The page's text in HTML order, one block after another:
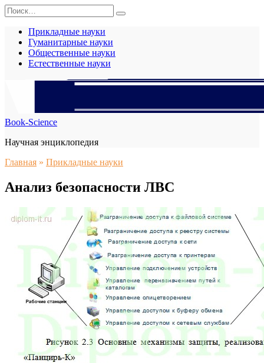
Перейти
к
содержанию
Search
for:
Прикладные науки
Гуманитарные науки
Общественные науки
Естественные науки
Book-Science
Научная энциклопедия
Главная » Прикладные науки
Анализ безопасности ЛВС